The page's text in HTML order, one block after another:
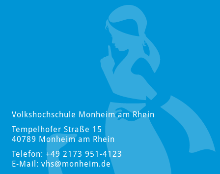
Volkshochschule Monheim am Rhein
Tempelhofer Straße 15
40789 Monheim am Rhein
Telefon: +49 2173 951-4123
E-Mail: vhs@monheim.de